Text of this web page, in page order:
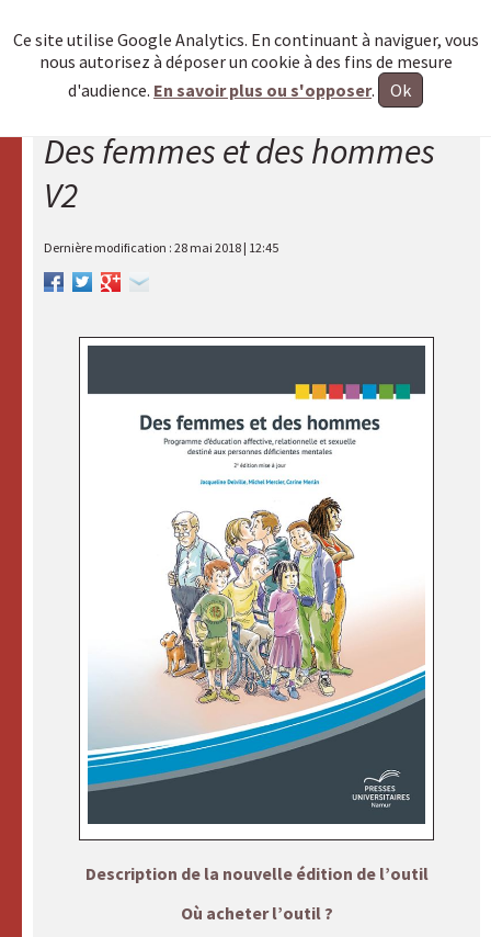
Ce site utilise Google Analytics. En continuant à naviguer, vous
nous autorisez à déposer un cookie à des fins de mesure
d'audience. En savoir plus ou s'opposer. Ok
≡
Allez au
contenu
Accueil
A.R.A.P.H.
HAXY
moteur
mental
A.R.A.P.H.
Badiane
Handicap
Des femmes et des hommes
V2
Dernière modification : 28 mai 2018 | 12:45
Description de la nouvelle édition de l’outil
Où acheter l’outil ?